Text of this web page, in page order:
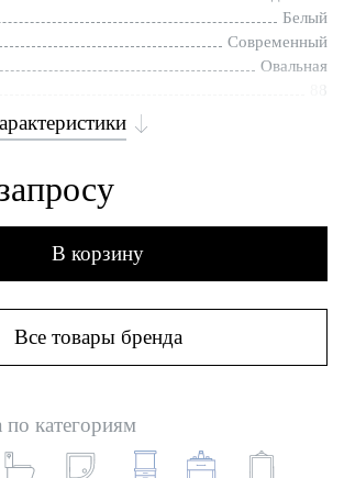
Белый
Современный
Овальная
В корзину
Все товары бренда
категориям